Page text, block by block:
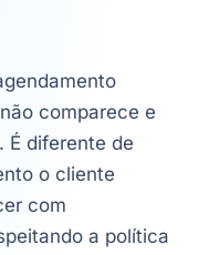
comparece e
É diferente de
o cliente
com
a política